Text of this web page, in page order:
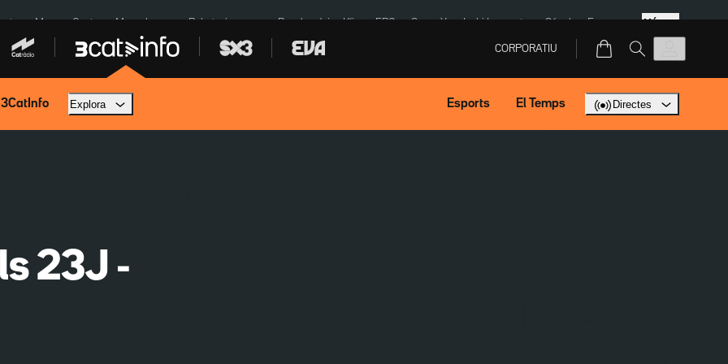
Menors Ceuta Mercabarna Robatoris coure Bombardejos Kíiv ERC SpaceX Isaki Lacuesta Sánchez Europa Més
CORPORATIU
3CatInfo Explora Esports El Temps Directes
23J -